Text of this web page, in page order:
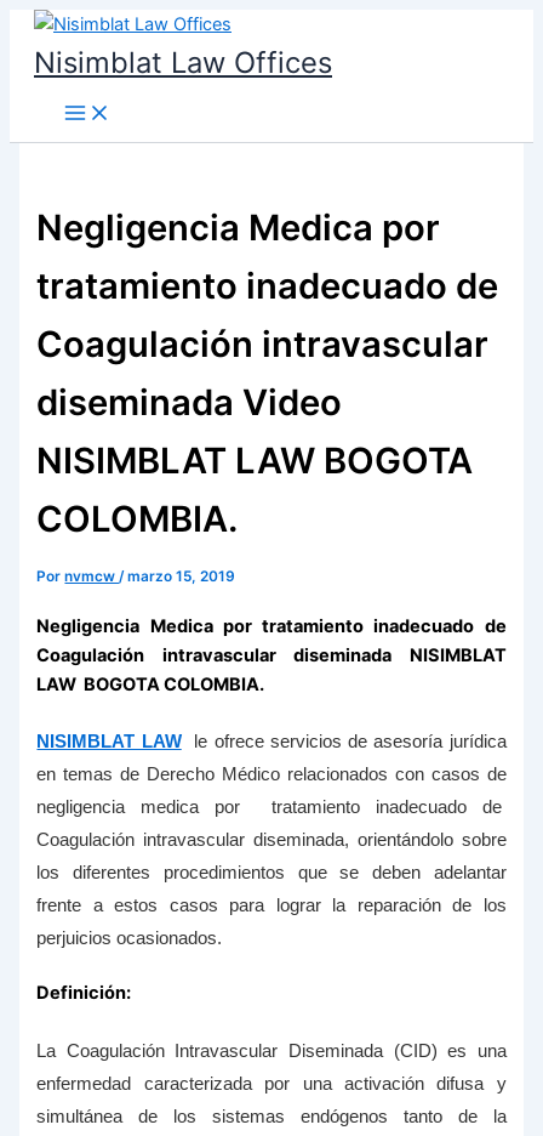
contenido
Nisimblat Law Offices
Negligencia Medica por
tratamiento inadecuado de
Coagulación intravascular
diseminada Video
NISIMBLAT LAW BOGOTA
COLOMBIA.
Pornvmcw/marzo 15, 2019
Negligencia Medica por tratamiento inadecuado de
Coagulación intravascular diseminada NISIMBLAT
LAW BOGOTA COLOMBIA.
NISIMBLAT LAW
le ofrece servicios de asesoría jurídica
en temas de Derecho Médico relacionados con casos de
negligencia medica por tratamiento inadecuado de
Coagulación intravascular diseminada, orientándolo sobre
los diferentes procedimientos que se deben adelantar
frente a estos casos para lograr la reparación de los
perjuicios ocasionados.
Definición:
La Coagulación Intravascular Diseminada (CID) es una
enfermedad caracterizada por una activación difusa y
simultánea de los sistemas endógenos tanto de la